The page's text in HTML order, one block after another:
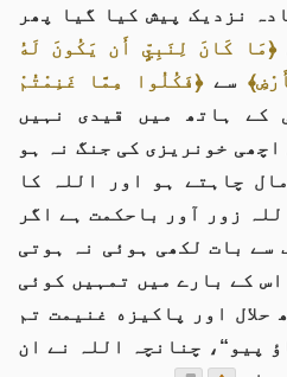
نزدیک پیش کیا گیا پھر
﴿مَا كَانَ لِنَبِيٍّ أَن يَكُونَ لَهُ
سے﴿فَكُلُوا مِمَّا غَنِمْتُمْ
کے ہاتھ میں قیدی نہیں
خونریزی کی جنگ نہ ہو
چاہتے ہو اور اللہ کا
زور آور باحکمت ہے اگر
سے بات لکھی ہوئی نہ ہوتی
کے بارے میں تمہیں کوئی
حلال اور پاکیزه غنیمت تم
پیو“، چنانچہ اللہ نے ان